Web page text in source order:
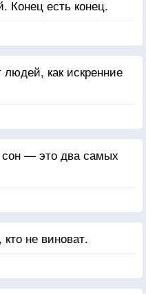
Конец есть конец.
людей, как искренние
сон — это два самых
не виноват.